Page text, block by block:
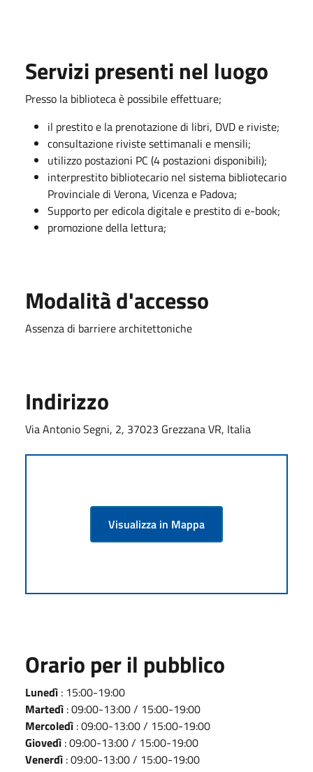
Servizi presenti nel luogo
Presso la biblioteca è possibile effettuare;
il prestito e la prenotazione di libri, DVD e riviste;
consultazione riviste settimanali e mensili;
utilizzo postazioni PC (4 postazioni disponibili);
interprestito bibliotecario nel sistema bibliotecario
Provinciale di Verona, Vicenza e Padova;
Supporto per edicola digitale e prestito di e-book;
promozione della lettura;
Modalità d'accesso
Assenza di barriere architettoniche
Indirizzo
Via Antonio Segni, 2, 37023 Grezzana VR, Italia
Visualizza in Mappa
Orario per il pubblico
Lunedì : 15:00-19:00
Martedì : 09:00-13:00 / 15:00-19:00
Mercoledì : 09:00-13:00 / 15:00-19:00
Giovedì : 09:00-13:00 / 15:00-19:00
Venerdì : 09:00-13:00 / 15:00-19:00